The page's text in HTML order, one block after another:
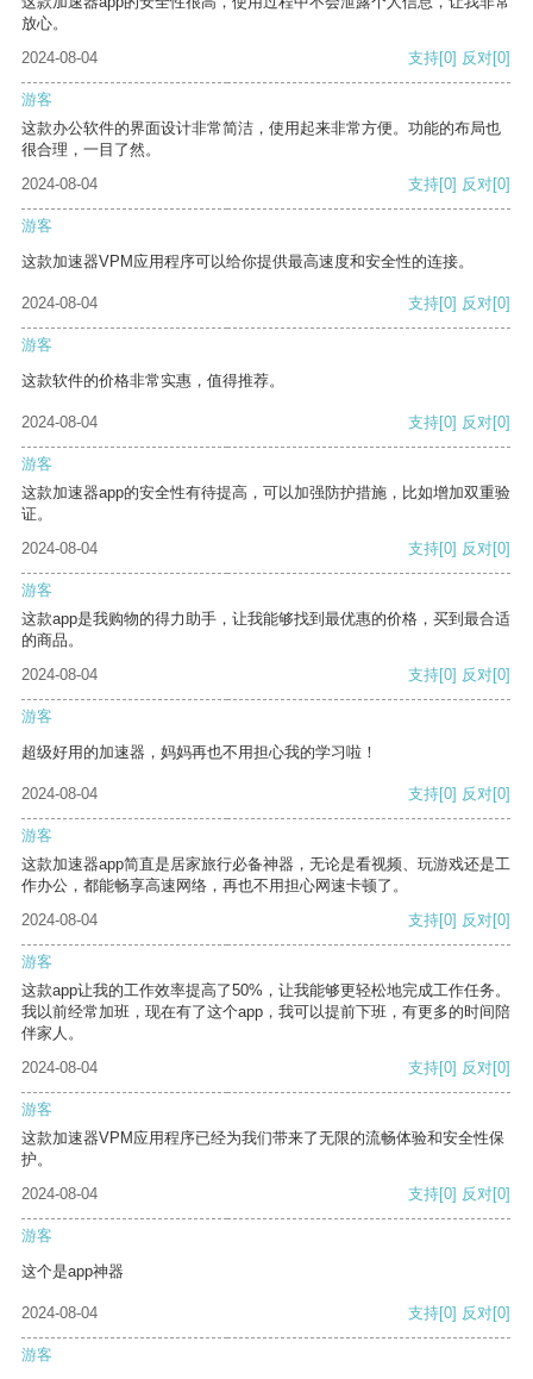
放心。
2024-08-04
支持[0] 反对[0]
游客
这款办公软件的界面设计非常简洁，使用起来非常方便。功能的布局也
很合理，一目了然。
2024-08-04
支持[0] 反对[0]
游客
这款加速器VPM应用程序可以给你提供最高速度和安全性的连接。
2024-08-04 支持[0] 反对[0]
游客
这款软件的价格非常实惠，值得推荐。
2024-08-04 支持[0] 反对[0]
游客
这款加速器app的安全性有待提高，可以加强防护措施，比如增加双重验
证。
2024-08-04
支持[0] 反对[0]
游客
这款app是我购物的得力助手，让我能够找到最优惠的价格，买到最合适
的商品。
2024-08-04
支持[0] 反对[0]
游客
超级好用的加速器，妈妈再也不用担心我的学习啦！
2024-08-04 支持[0] 反对[0]
游客
这款加速器app简直是居家旅行必备神器，无论是看视频、玩游戏还是工
作办公，都能畅享高速网络，再也不用担心网速卡顿了。
2024-08-04
支持[0] 反对[0]
游客
这款app让我的工作效率提高了50%，让我能够更轻松地完成工作任务。
我以前经常加班，现在有了这个app，我可以提前下班，有更多的时间陪
伴家人。
2024-08-04
支持[0] 反对[0]
游客
这款加速器VPM应用程序已经为我们带来了无限的流畅体验和安全性保
护。
2024-08-04
支持[0] 反对[0]
游客
这个是app神器
2024-08-04 支持[0] 反对[0]
游客